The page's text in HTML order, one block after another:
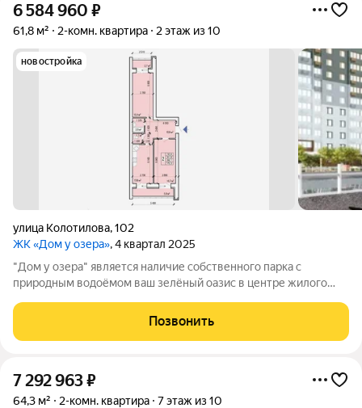
6 584 960 ₽
61,8 м² 2-комн. квартира 2 этаж из 10
новостройка
улица Колотилова,102
ЖК «Дом у озера», 4 квартал 2025
"Дом у озера" является наличие собственного парка с
природным водоёмом ваш зелёный оазис в центре жилого
книгой возле озера в уютном месте комплекса. Здесь время
приобретает особую ценность.
Позвонить
7 292 963₽
64,3 м² 2-комн. квартира 7 этаж из 10